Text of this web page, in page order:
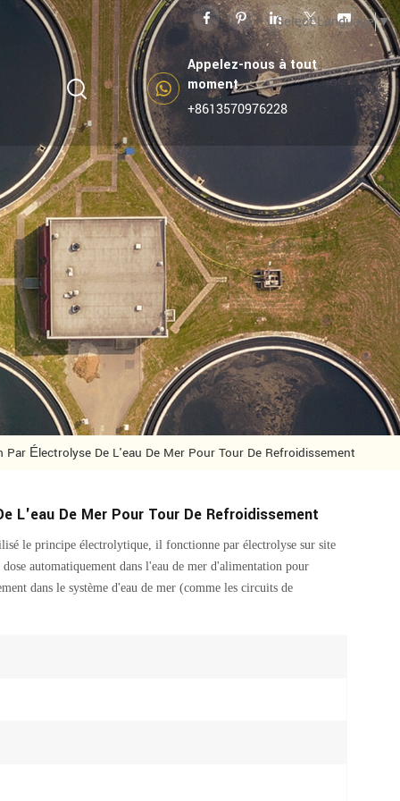
Select Language▼
Appelez-nous à tout
moment
+8613570976228
Électrolyse De L'eau De Mer Pour Tour De Refroidissement
L'eau De Mer Pour Tour De Refroidissement
le principe électrolytique, il fonctionne par électrolyse sur site
automatiquement dans l'eau de mer d'alimentation pour
dans le système d'eau de mer (comme les circuits de